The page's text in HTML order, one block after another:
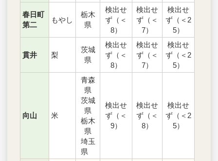
春日町
第二
もやし
栃木
県
検出せ
ず（＜
8）
検出せ
ず（＜
7）
検出せ
ず（＜2
5）
貫井 梨
茨城
県
検出せ
ず（＜
8）
検出せ
ず（＜
7）
検出せ
ず（＜2
5）
向山 米
青森
県
茨城
県
栃木
県
埼玉
県
検出せ
ず（＜
9）
検出せ
ず（＜
8）
検出せ
ず（＜2
5）